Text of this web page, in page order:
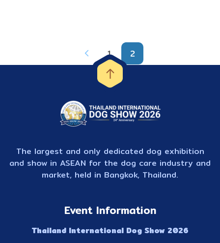
1 2
The largest and only dedicated dog exhibition
and show in ASEAN for the dog care industry and
market, held in Bangkok, Thailand.
Event Information
Thailand International Dog Show 2026